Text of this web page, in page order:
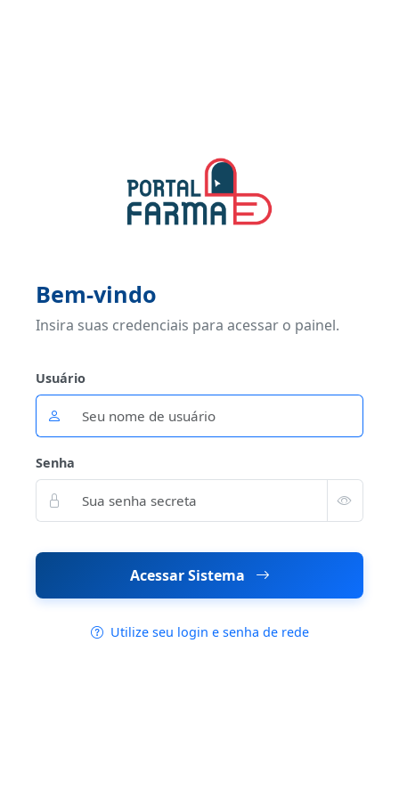
Bem-vindo
Insira suas credenciais para acessar o painel.
Usuário
Senha
Acessar Sistema
Utilize seu login e senha de rede